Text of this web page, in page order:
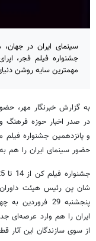
سینمای ایران در
جشنواره فیلم فجر،
مهمترین سایه روشن‌
به گزارش خبرنگار مهر،
در صدر اخبار حوزه
و پانزدهمین جشنواره
حضور سینمای ایران را هم
شان پن رئیس هیئت
پنجشنبه 29
ایران را هم وارد عرصه‌ای
از سوی سازندگان این آثار